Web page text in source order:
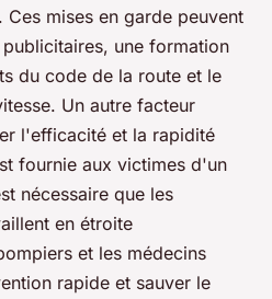
Ces mises en garde peuvent
une formation
du code de la route et le
Un autre facteur
l'efficacité et la rapidité
fournie aux victimes d'un
nécessaire que les
en étroite
et les médecins
rapide et sauver le